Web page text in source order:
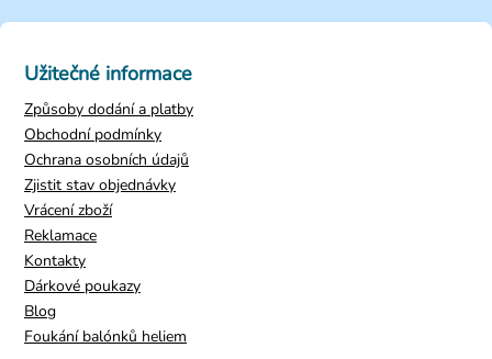
Užitečné informace
Způsoby dodání a platby
Obchodní podmínky
Ochrana osobních údajů
Zjistit stav objednávky
Vrácení zboží
Reklamace
Kontakty
Dárkové poukazy
Blog
Foukání balónků heliem